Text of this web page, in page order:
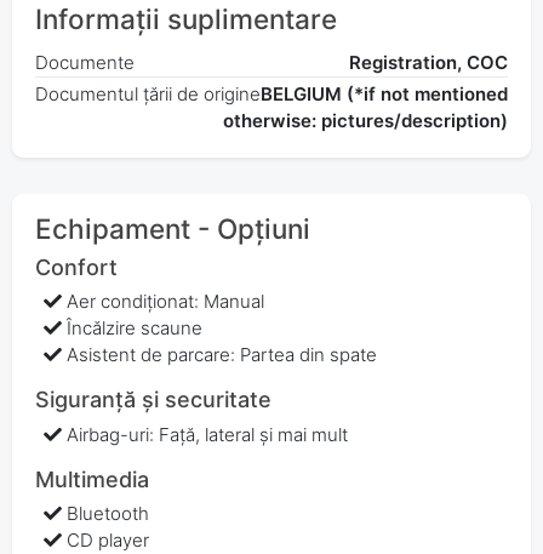
Informații suplimentare
Documente
Registration, COC
Documentul țării de origineBELGIUM (*if not mentioned
otherwise: pictures/description)
Echipament - Opțiuni
Confort
Aer condiționat: Manual
Încălzire scaune
Asistent de parcare: Partea din spate
Siguranță și securitate
Airbag-uri: Față, lateral și mai mult
Multimedia
Bluetooth
CD player